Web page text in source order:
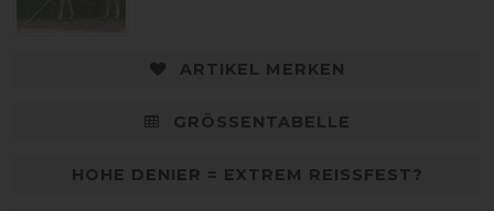
ARTIKEL MERKEN
GRÖSSENTABELLE
HOHE DENIER = EXTREM REISSFEST?